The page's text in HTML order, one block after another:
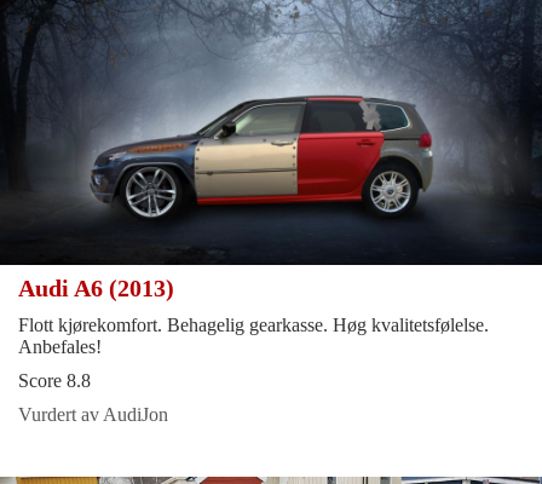
Audi A6 (2013)
Flott kjørekomfort. Behagelig gearkasse. Høg kvalitetsfølelse.
Anbefales!
Score 8.8
Vurdert av AudiJon